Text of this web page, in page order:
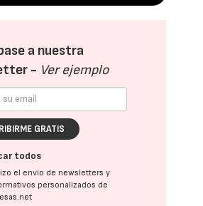
a nuestra
- Ver ejemplo
GRATIS
todos
el envío de newsletters y
personalizados de